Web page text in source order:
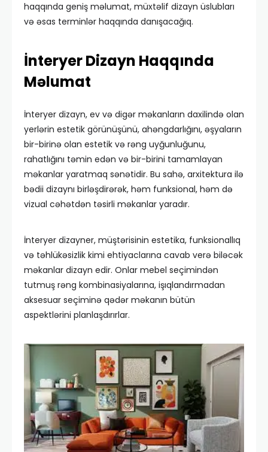
haqqında geniş məlumat, müxtəlif dizayn üslubları
və əsas terminlər haqqında danışacağıq.
İnteryer Dizayn Haqqında
Məlumat
İnteryer dizayn, ev və digər məkanların daxilində olan
yerlərin estetik görünüşünü, ahəngdarlığını, əşyaların
bir-birinə olan estetik və rəng uyğunluğunu,
rahatlığını təmin edən və bir-birini tamamlayan
məkanlar yaratmaq sənətidir. Bu sahə, arxitektura ilə
bədii dizaynı birləşdirərək, həm funksional, həm də
vizual cəhətdən təsirli məkanlar yaradır.
İnteryer dizayner, müştərisinin estetika, funksionallıq
və təhlükəsizlik kimi ehtiyaclarına cavab verə biləcək
məkanlar dizayn edir. Onlar mebel seçimindən
tutmuş rəng kombinasiyalarına, işıqlandırmadan
aksesuar seçiminə qədər məkanın bütün
aspektlərini planlaşdırırlar.